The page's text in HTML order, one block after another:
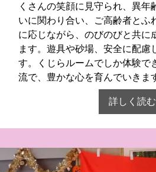
くさんの笑顔に見守られ、異年
いに関わり合い、ご高齢者とふ
に応じながら、のびのびと共に
ます。遊具や砂場、安全に配慮
す。くじらルームでしか体験で
流で、豊かな心を育んでいきま
詳しく読む